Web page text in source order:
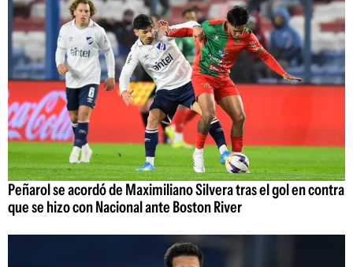
Peñarol se acordó de Maximiliano Silvera tras el gol en contra
que se hizo con Nacional ante Boston River